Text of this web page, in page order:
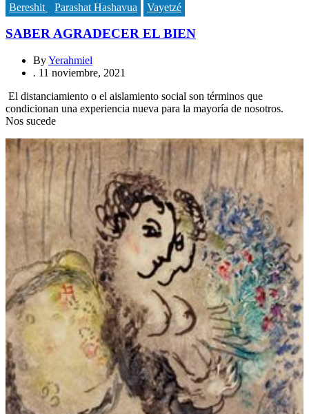
Bereshit Parashat Hashavua Vayetzé
SABER AGRADECER EL BIEN
ByYerahmiel
. 11 noviembre, 2021
El distanciamiento o el aislamiento social son términos que
condicionan una experiencia nueva para la mayoría de nosotros.
Nos sucede